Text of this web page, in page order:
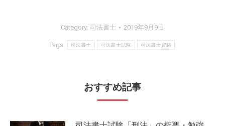
Category: 司法書士 2019年9月9日
Tags: 司法書士 司法書士試験 司法書士資格
おすすめ記事